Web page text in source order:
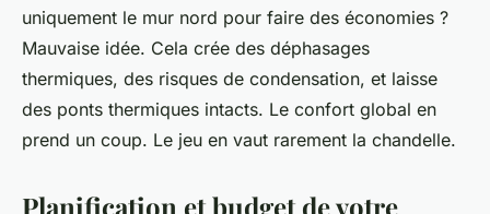
uniquement le mur nord pour faire des économies ?
Mauvaise idée. Cela crée des déphasages
thermiques, des risques de condensation, et laisse
des ponts thermiques intacts. Le confort global en
prend un coup. Le jeu en vaut rarement la chandelle.
Planification et budget de votre